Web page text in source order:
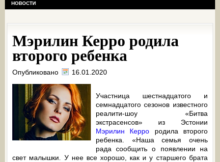
НОВОСТИ
Мэрилин Керро родила
второго ребенка
Опубликовано 16.01.2020
Участница шестнадцатого и
семнадцатого сезонов известного
реалити-шоу «Битва
экстрасенсов» из Эстонии
Мэрилин Керро родила второго
ребенка. «Наша семья очень
рада сообщить о появлении на
свет малышки. У нее все хорошо, как и у старшего брата